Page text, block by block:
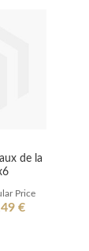
de la
Price
€